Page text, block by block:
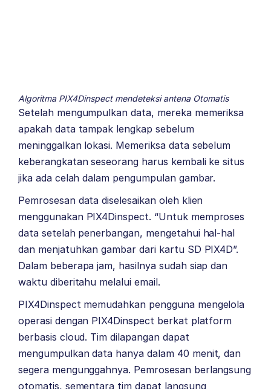
Algoritma PIX4Dinspect mendeteksi antena Otomatis
Setelah mengumpulkan data, mereka memeriksa
apakah data tampak lengkap sebelum
meninggalkan lokasi. Memeriksa data sebelum
keberangkatan seseorang harus kembali ke situs
jika ada celah dalam pengumpulan gambar.
Pemrosesan data diselesaikan oleh klien
menggunakan PIX4Dinspect. “Untuk memproses
data setelah penerbangan, mengetahui hal-hal
dan menjatuhkan gambar dari kartu SD PIX4D”.
Dalam beberapa jam, hasilnya sudah siap dan
waktu diberitahu melalui email.
PIX4Dinspect memudahkan pengguna mengelola
operasi dengan PIX4Dinspect berkat platform
berbasis cloud. Tim dilapangan dapat
mengumpulkan data hanya dalam 40 menit, dan
segera mengunggahnya. Pemrosesan berlangsung
otomatis, sementara tim dapat langsung